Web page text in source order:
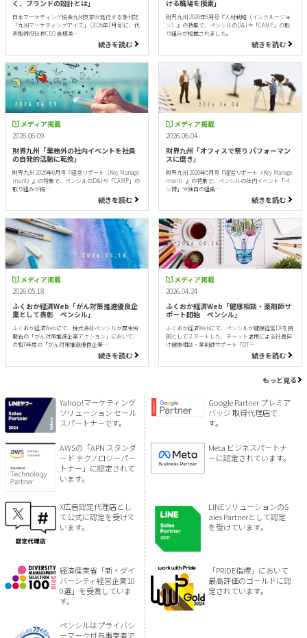
く、ブランドの設計とは」
日本マーケティング協会九州支部が発行する季刊誌
「九州マーケティングアイズ」 (2026年7月号)に、代
表取締役社長CEO 倉橋美…
続きを読む
ける職場を模索」
財界九州 2026年8月号『人材戦略（インクルージョ
ン）』の特集で、ペンシルのD&Iや「CAMP」の取
り組みが掲載されました。
続きを読む
メディア掲載
2026.06.09
財界九州「業務外の社内イベントを社員
の自発的活動に転換」
財界九州 2026年6月号『経営リポート（Key Manage
ment）』の特集で、ペンシルのD&Iや「CAMP」の
取り組みが掲…
続きを読む
メディア掲載
2026.06.04
財界九州「オフィスで祭り パフォーマン
スに磨き」
財界九州 2026年5月号『経営リポート（Key Manage
ment）』の特集で、ペンシルの社内イベント「ペ
ン博」や独自の組織…
続きを読む
メディア掲載
2026.05.18
ふくおか経済Web「がん対策推進優良企
業として表彰 ペンシル」
ふくおか経済Webにて、株式会社ペンシルが厚生労
働省の「がん対策推進企業アクション」において、
令和7年度の「がん対策推進優良企業…
続きを読む
メディア掲載
2026.04.24
ふくおか経済Web「健康相談・薬剤師サ
ポート開始 ペンシル」
ふくおか経済Webにて、ペンシルが健康経営DXを目
的としてスタートした、チャット活用による社員向
け健康相談・薬剤師サポート「OT…
続きを読む
もっと見る
Yahoo!マーケティング
ソリューション セール
スパートナーです。
Google Partner プレミア
バッジ 取得代理店で
す。
AWSの「APN スタンダ
ード テクノロジーパー
トナー」に認定されて
います。
Meta ビジネスパートナ
ーに認定されています。
X広告認定代理店とし
て公式に認定を受けて
います。
LINEソリューションのS
ales Partnerとして認定
を受けています。
経済産業省「新・ダイ
バーシティ経営企業10
0選」を受賞していま
す。
「PRIDE指標」において
最高評価のゴールドに認
定されています。
ペンシルはプライバシ
ーマーク付与事業者で